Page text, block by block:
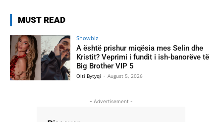
MUST READ
Showbiz
A është prishur miqësia mes Selin dhe
Kristit? Veprimi i fundit i ish-banorëve të
Big Brother VIP 5
Olti Bytyqi - August 5, 2026
- Advertisement -